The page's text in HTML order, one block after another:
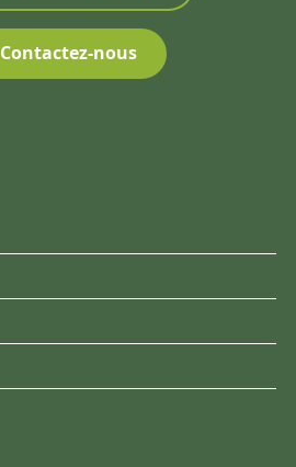
Contactez-nous